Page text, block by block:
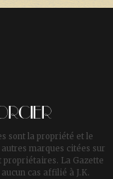
sont la propriété et le
marques citées sur
propriétaires. La Gazette
cas affilié à J.K.